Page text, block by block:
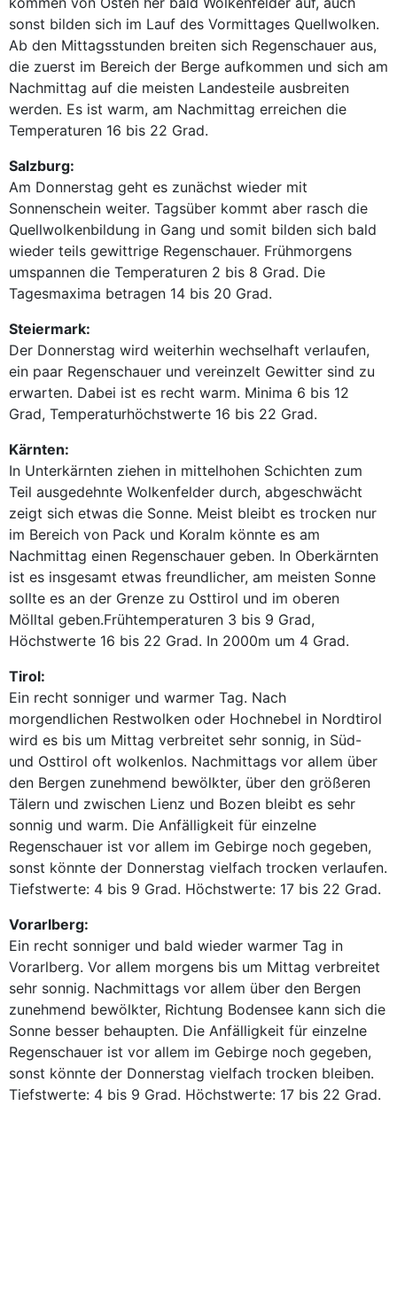
sonst bilden sich im Lauf des Vormittages Quellwolken.
Ab den Mittagsstunden breiten sich Regenschauer aus,
die zuerst im Bereich der Berge aufkommen und sich am
Nachmittag auf die meisten Landesteile ausbreiten
werden. Es ist warm, am Nachmittag erreichen die
Temperaturen 16 bis 22 Grad.
Salzburg:
Am Donnerstag geht es zunächst wieder mit
Sonnenschein weiter. Tagsüber kommt aber rasch die
Quellwolkenbildung in Gang und somit bilden sich bald
wieder teils gewittrige Regenschauer. Frühmorgens
umspannen die Temperaturen 2 bis 8 Grad. Die
Tagesmaxima betragen 14 bis 20 Grad.
Steiermark:
Der Donnerstag wird weiterhin wechselhaft verlaufen,
ein paar Regenschauer und vereinzelt Gewitter sind zu
erwarten. Dabei ist es recht warm. Minima 6 bis 12
Grad, Temperaturhöchstwerte 16 bis 22 Grad.
Kärnten:
In Unterkärnten ziehen in mittelhohen Schichten zum
Teil ausgedehnte Wolkenfelder durch, abgeschwächt
zeigt sich etwas die Sonne. Meist bleibt es trocken nur
im Bereich von Pack und Koralm könnte es am
Nachmittag einen Regenschauer geben. In Oberkärnten
ist es insgesamt etwas freundlicher, am meisten Sonne
sollte es an der Grenze zu Osttirol und im oberen
Mölltal geben.Frühtemperaturen 3 bis 9 Grad,
Höchstwerte 16 bis 22 Grad. In 2000m um 4 Grad.
Tirol:
Ein recht sonniger und warmer Tag. Nach
morgendlichen Restwolken oder Hochnebel in Nordtirol
wird es bis um Mittag verbreitet sehr sonnig, in Süd-
und Osttirol oft wolkenlos. Nachmittags vor allem über
den Bergen zunehmend bewölkter, über den größeren
Tälern und zwischen Lienz und Bozen bleibt es sehr
sonnig und warm. Die Anfälligkeit für einzelne
Regenschauer ist vor allem im Gebirge noch gegeben,
sonst könnte der Donnerstag vielfach trocken verlaufen.
Tiefstwerte: 4 bis 9 Grad. Höchstwerte: 17 bis 22 Grad.
Vorarlberg:
Ein recht sonniger und bald wieder warmer Tag in
Vorarlberg. Vor allem morgens bis um Mittag verbreitet
sehr sonnig. Nachmittags vor allem über den Bergen
zunehmend bewölkter, Richtung Bodensee kann sich die
Sonne besser behaupten. Die Anfälligkeit für einzelne
Regenschauer ist vor allem im Gebirge noch gegeben,
sonst könnte der Donnerstag vielfach trocken bleiben.
Tiefstwerte: 4 bis 9 Grad. Höchstwerte: 17 bis 22 Grad.